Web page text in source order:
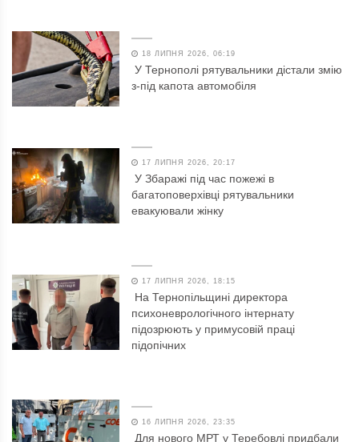
18 ЛИПНЯ 2026, 06:19
У Тернополі рятувальники дістали змію
з-під капота автомобіля
17 ЛИПНЯ 2026, 20:17
У Збаражі під час пожежі в
багатоповерхівці рятувальники
евакуювали жінку
17 ЛИПНЯ 2026, 18:15
На Тернопільщині директора
психоневрологічного інтернату
підозрюють у примусовій праці
підопічних
16 ЛИПНЯ 2026, 23:35
Для нового МРТ у Теребовлі придбали